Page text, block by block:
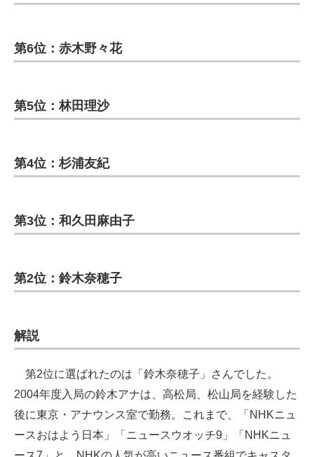
第6位：赤木野々花
第5位：林田理沙
第4位：杉浦友紀
第3位：和久田麻由子
第2位：鈴木奈穂子
解説
第2位に選ばれたのは「鈴木奈穂子」さんでした。
2004年度入局の鈴木アナは、高松局、松山局を経験した
後に東京・アナウンス室で勤務。これまで、「NHKニュ
ースおはよう日本」「ニュースウオッチ9」「NHKニュ